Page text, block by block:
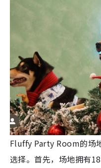
Fluffy Party Room的场
选择。首先，场地拥有